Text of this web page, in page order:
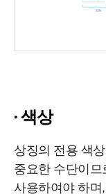
색상
상징의 전용 색
중요한 수단이므
사용하여야 하